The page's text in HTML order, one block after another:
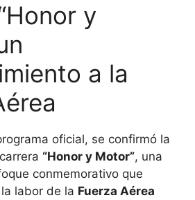
y
a la
oficial, se confirmó la
“Honor y Motor”, una
conmemorativo que
labor de la Fuerza Aérea